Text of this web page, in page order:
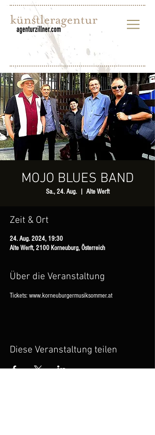
MOJO BLUES BAND
Sa., 24. Aug.
  |
Alte Werft
Zeit & Ort
24. Aug. 2024, 19:30
Alte Werft, 2100 Korneuburg, Österreich
Über die Veranstaltung
Tickets: www.korneuburgermusiksommer.at
Diese Veranstaltung teilen